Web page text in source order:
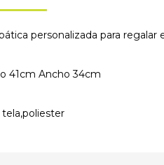
personalizada para
41cm Ancho 34cm
tela,poliester